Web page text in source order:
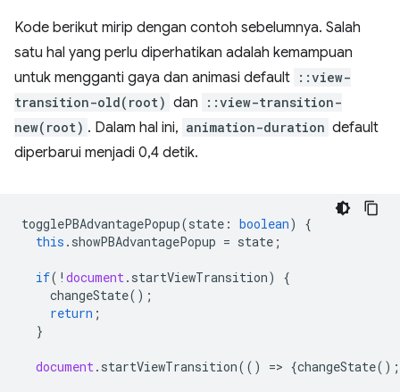
Kode berikut mirip dengan contoh sebelumnya. Salah
satu hal yang perlu diperhatikan adalah kemampuan
untuk mengganti gaya dan animasi default ::view-
transition-old(root) dan
::view-transition-
new(root) . Dalam hal ini, animation-duration default
diperbarui menjadi 0,4 detik.
togglePBAdvantagePopup(state : boolean)
{
this . showPBAdvantagePopup = state ;
if( ! document . startViewTransition)
{
changeState();
return ;
}
document . startViewTransition(() => {changeState